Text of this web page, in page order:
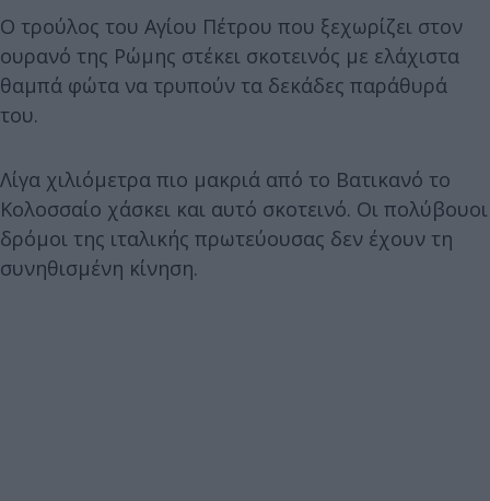
Ο τρούλος του Αγίου Πέτρου που ξεχωρίζει στον
ουρανό της Ρώμης στέκει σκοτεινός με ελάχιστα
θαμπά φώτα να τρυπούν τα δεκάδες παράθυρά
του.
Λίγα χιλιόμετρα πιο μακριά από το Βατικανό το
Κολοσσαίο χάσκει και αυτό σκοτεινό. Οι πολύβουοι
δρόμοι της ιταλικής πρωτεύουσας δεν έχουν τη
συνηθισμένη κίνηση.